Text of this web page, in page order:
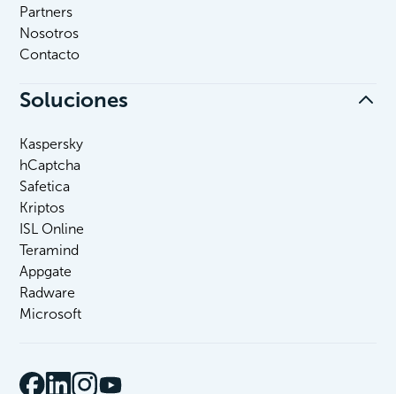
Partners
Nosotros
Contacto
Soluciones
Kaspersky
hCaptcha
Safetica
Kriptos
ISL Online
Teramind
Appgate
Radware
Microsoft